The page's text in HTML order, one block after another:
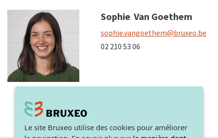
Sophie Van Goethem
sophie.vangoethem@bruxeo.be
02 210 53 06
Le site Bruxeo utilise des cookies pour améliorer